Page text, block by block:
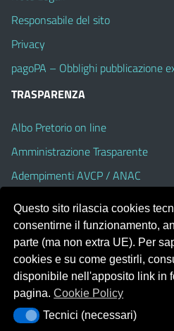
Responsabile del sito
Privacy
pagoPA – Obblighi pubblicazione
TRASPARENZA
Albo Pretorio on line
Amministrazione Trasparente
Adempimenti AVCP / ANAC
Dichiarazione di accessibilità
Portale realizzato con la piattaforma
Template Italia configurato sul tema
(Alioth)
Questo sito rilascia cookies
consentirne il funzionamento,
parte (ma non extra UE). Per
cookies e su come gestirli,
disponibile nell'apposito link in
pagina.Cookie Policy
Tecnici (necessari)
Tecnici (necessari)